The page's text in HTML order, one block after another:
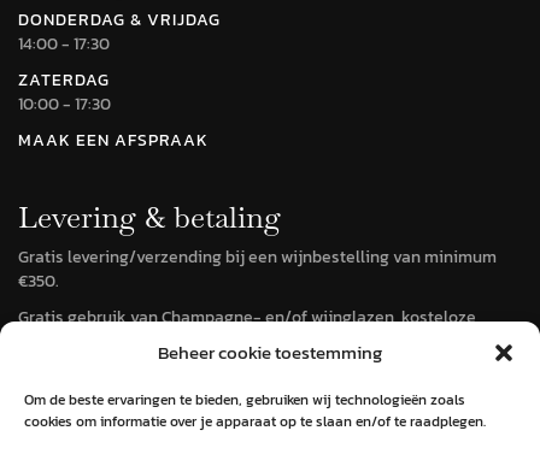
Beheer cookie toestemming
Om de beste ervaringen te bieden, gebruiken wij technologieën zoals
cookies om informatie over je apparaat op te slaan en/of te raadplegen.
DONDERDAG & VRIJDAG
14:00 - 17:30
ZATERDAG
10:00 - 17:30
MAAK EEN AFSPRAAK
Levering & betaling
Gratis levering/verzending bij een wijnbestelling van minimum
€350.
Gratis gebruik van Champagne- en/of wijnglazen, kosteloze
terugname van teveel bestelde wijnen, mits teruggave door de
Online bestellen